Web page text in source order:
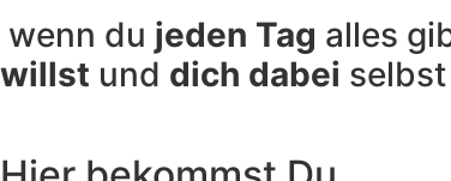
wenn du jeden Tag alles
willst und dich dabei selbst